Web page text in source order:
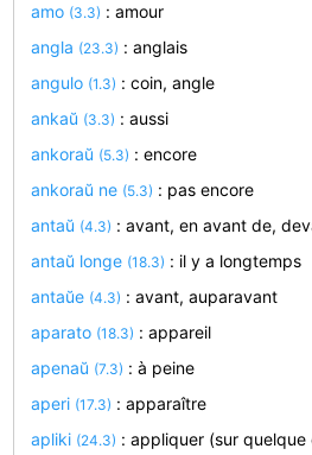
amo (3.3) : amour
angla (23.3) : anglais
angulo (1.3) : coin, angle
ankaŭ (3.3) : aussi
ankoraŭ (5.3) : encore
ankoraŭ ne (5.3) : pas encore
antaŭ (4.3) : avant, en avant de,
antaŭ longe (18.3) : il y a longtemps
antaŭe (4.3) : avant, auparavant
aparato (18.3) : appareil
apenaŭ (7.3) : à peine
aperi (17.3) : apparaître
apliki (24.3) : appliquer (sur quelque